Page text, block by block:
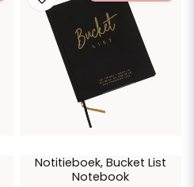
Notitieboek, Bucket List
Notebook